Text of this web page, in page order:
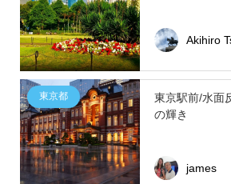
Akihiro
東京都
東京駅前/水面
の輝き
james